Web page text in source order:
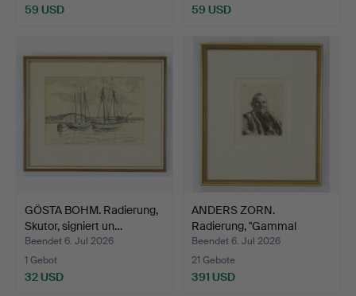
59 USD 59 USD
GÖSTA BOHM. Radierung,
Skutor, signiert un…
Beendet 6. Jul 2026
1 Gebot
32 USD
ANDERS ZORN.
Radierung, "Gammal
knekt", si…
Beendet 6. Jul 2026
21 Gebote
391 USD